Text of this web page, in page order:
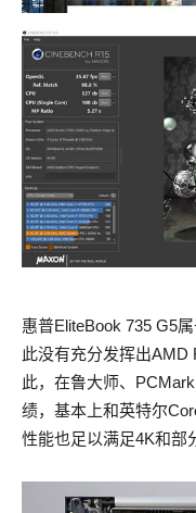
惠普EliteBook 735 G5
此没有充分发挥出AMD
此，在鲁大师、
绩，基本上和英特尔
性能也足以满足4K和部